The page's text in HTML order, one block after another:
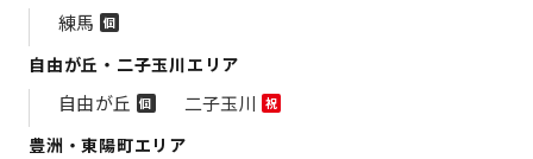
練馬 個
自由が丘・二子玉川エリア
自由が丘 個 二子玉川 祝
豊洲・東陽町エリア